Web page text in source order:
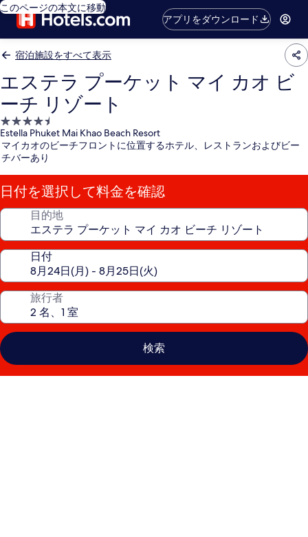
このページの本文に移動
アプリをダウンロード
宿泊施設をすべて表示
エステラ プーケット マイ カオ ビ
ーチ リゾート
4.5
つ
星
宿
泊
施
設
Estella Phuket Mai Khao Beach Resort
マイカオのビーチフロントに位置するホテル、レストランおよびビー
チバーあり
日付を選択して料金を確認
目的地
日付
旅行者
検索